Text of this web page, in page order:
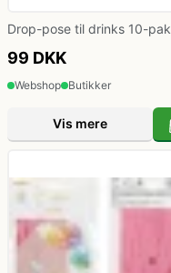
Drop-pose til drinks 10-pak
99 DKK
Webshop Butikker
Vis mere